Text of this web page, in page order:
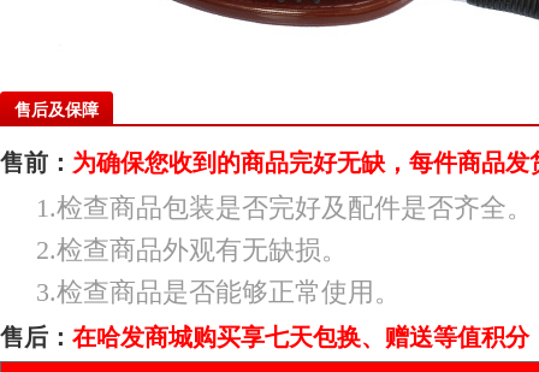
售后及保障
售前： 为确保您收到的商品完好无缺，每件商品
1.检查商品包装是否完好及配件是否齐全。
2.检查商品外观有无缺损。
3.检查商品是否能够正常使用。
售后： 在哈发商城购买享七天包换、赠送等值积分